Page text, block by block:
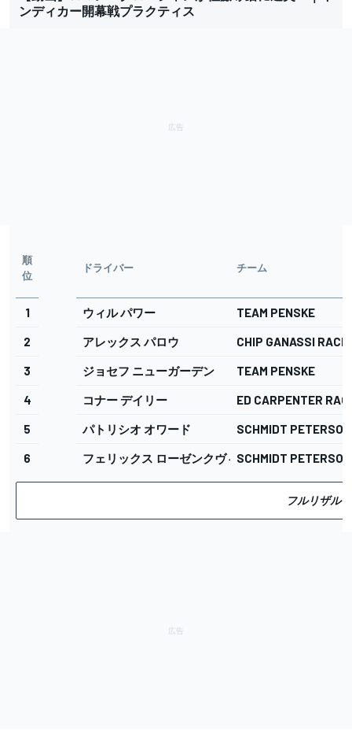
ンディカー開幕戦プラクティス
順
位
ドライバー チーム
1 ウィル パワー TEAM PENSKE
2 アレックス パロウ CHIP GANASSI
3 ジョセフ ニューガーデン TEAM PENSKE
4 コナー デイリー ED CARPENTER
5 パトリシオ オワード SCHMIDT
6 フェリックス ローゼンクヴィストSCHMIDT
フルリザル